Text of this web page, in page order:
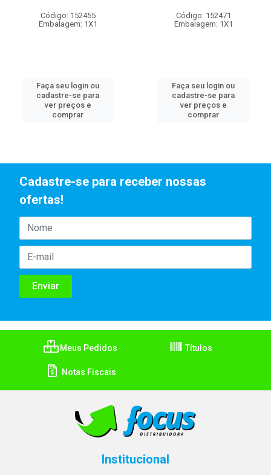
Código: 152455
Embalagem: 1X1
Faça seu login ou
cadastre-se para
ver preços e
comprar
Código: 152471
Embalagem: 1X1
Faça seu login ou
cadastre-se para
ver preços e
comprar
Cadastre-se para receber nossas
ofertas!
Meus Pedidos Títulos
Notas Fiscais
Institucional